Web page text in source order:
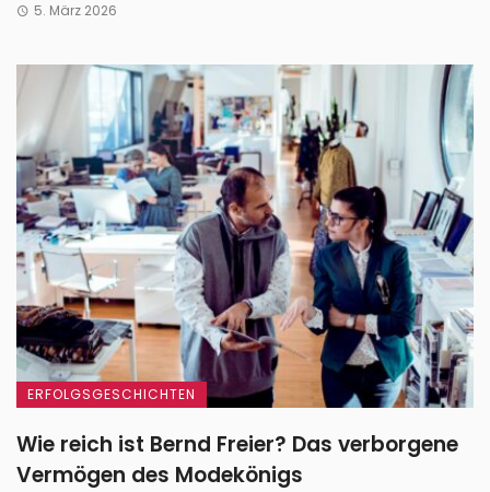
5. März 2026
ERFOLGSGESCHICHTEN
Wie reich ist Bernd Freier? Das verborgene
Vermögen des Modekönigs